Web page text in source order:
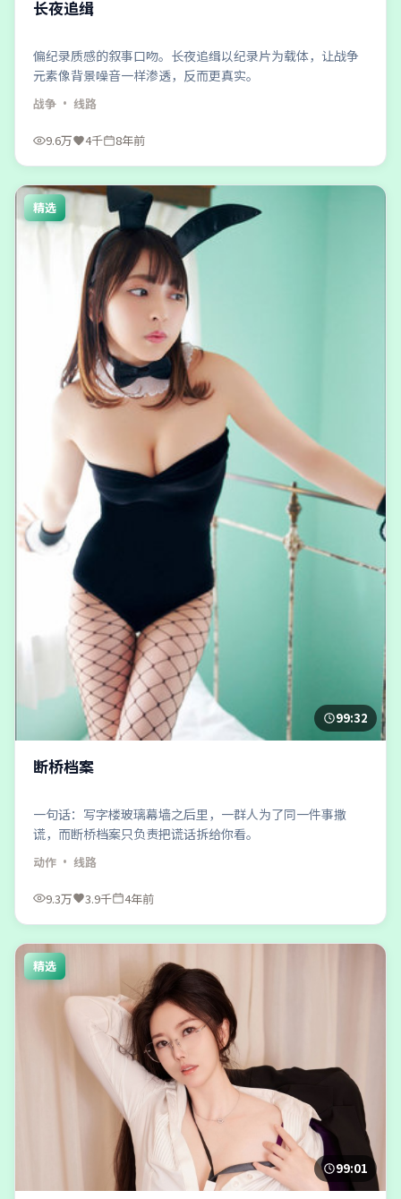
长夜追缉
偏纪录质感的叙事口吻。长夜追缉以纪录片为载体，让战争
元素像背景噪音一样渗透，反而更真实。
战争 · 线路
9.6万 4千 8年前
精选
99:32
断桥档案
一句话：写字楼玻璃幕墙之后里，一群人为了同一件事撒
谎，而断桥档案只负责把谎话拆给你看。
动作 · 线路
9.3万 3.9千 4年前
精选
99:01